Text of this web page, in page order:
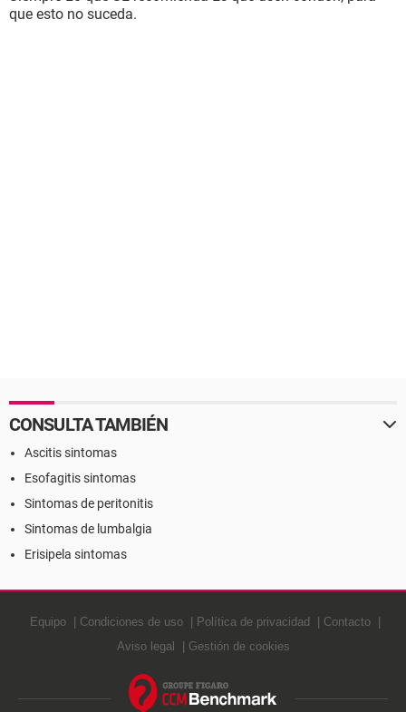
que esto no suceda.
CONSULTA TAMBIÉN
Ascitis sintomas
Esofagitis sintomas
Sintomas de peritonitis
Sintomas de lumbalgia
Erisipela sintomas
Equipo Condiciones de uso Política de privacidad
Contacto
Aviso legal
Gestión de cookies